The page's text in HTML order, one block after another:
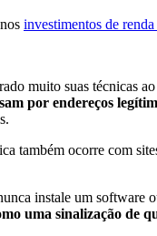
investimentos de
muito suas técnicas
por endereços
também ocorre com
instale um
uma sinalização de